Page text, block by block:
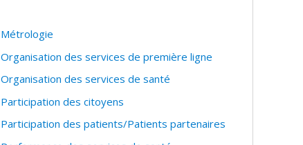
Métrologie
Organisation des services de première ligne
Organisation des services de santé
Participation des citoyens
Participation des patients/Patients partenaires